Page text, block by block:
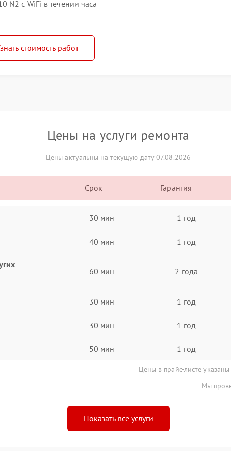
N2 c WiFi в течении часа
стоимость работ
Цены на услуги ремонта
Цены актуальны на текущую дату 07.08.2026
Срок Гарантия
30 мин 1 год
40 мин 1 год
60 мин 2 года
30 мин 1 год
30 мин 1 год
50 мин 1 год
Цены в прайс-листе
Мы
Показать все услуги